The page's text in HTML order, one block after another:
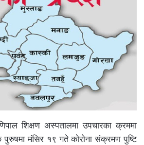
शिक्षण अस्पतालमा उपचारका क्रममा
मंसिर १९ गते कोरोना संक्रमण पुष्टि